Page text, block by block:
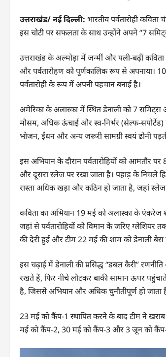
उत्तराखंड/ नई दिल्ली: भारतीय पर्वतारोही
इस चोटी पर सफलता के साथ उन्होंने अपने “7
उत्तराखंड के अल्मोड़ा में जन्मीं और पली-बढ़ीं कविता
और पर्वतारोहण को पूर्णकालिक रूप से अपनाया।
पर्वतारोही के रूप में अपनी पहचान बनाई है।
अमेरिका के अलास्का में स्थित डेनाली को 7 समिट्स
मौसम, अधिक ऊंचाई और स्व-निर्भर (सेल्फ-सपोर्टेड)
भोजन, ईंधन और अन्य जरूरी सामग्री स्वयं ढोनी
इस अभियान के दौरान पर्वतारोहियों को आमतौर
और दूसरा स्लेज पर रखा जाता है। पहाड़ के निचले
रास्ता अधिक खड़ा और कठिन हो जाता है, जहां
कविता का अभियान 19 मई को अलास्का के
जहां से पर्वतारोहियों को विमान के जरिए
की देरी हुई और टीम 22 मई की शाम को डेनाली
इस चढ़ाई में डेनाली की प्रसिद्ध “डबल कैरी”
रखते हैं, फिर नीचे लौटकर बाकी सामान ऊपर पहुंचाते
है, जिससे अभियान और अधिक चुनौतीपूर्ण हो जाता
23 मई को कैंप-1 स्थापित करने के बाद टीम ने
मई को कैंप-2, 30 मई को कैंप-3 और 3 जून को